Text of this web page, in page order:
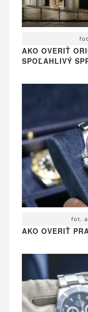
AKO OVERIŤ
SPOĽAHLIVÝ
fot.
AKO OVERIŤ